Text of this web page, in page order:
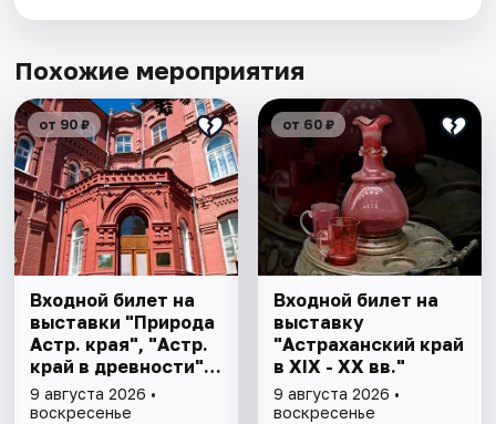
Похожие мероприятия
от 90 ₽
Входной билет на
выставки "Природа
Астр. края", "Астр.
край в древности",
"Заселение Астр.
края"
9 августа 2026 •
воскресенье
от 60 ₽
Входной билет на
выставку
"Астраханский край
в XIX - XX вв."
9 августа 2026 •
воскресенье